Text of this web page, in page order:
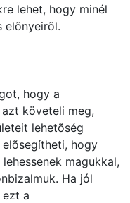
lehet, hogy minél
elõnyeirõl.
hogy a
követeli meg,
lehetõség
hogy
magukkal,
Ha jól
a